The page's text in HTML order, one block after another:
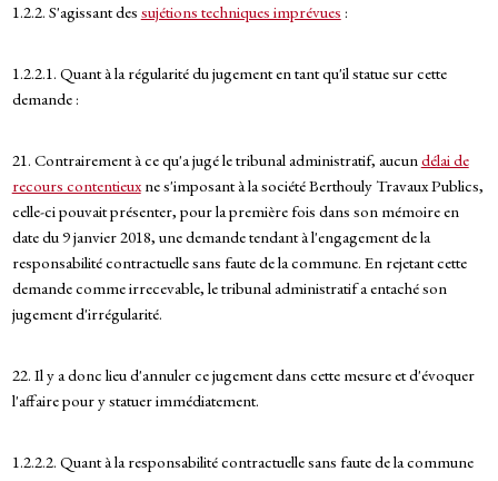
1.2.2. S'agissant des sujétions techniques imprévues :
1.2.2.1. Quant à la régularité du jugement en tant qu'il statue sur cette
demande :
21. Contrairement à ce qu'a jugé le tribunal administratif, aucundélai de
recours contentieuxne s'imposant à la société Berthouly Travaux Publics,
celle-ci pouvait présenter, pour la première fois dans son mémoire en
date du 9 janvier 2018, une demande tendant à l'engagement de la
responsabilité contractuelle sans faute de la commune. En rejetant cette
demande comme irrecevable, le tribunal administratif a entaché son
jugement d'irrégularité.
22. Il y a donc lieu d'annuler ce jugement dans cette mesure et d'évoquer
l'affaire pour y statuer immédiatement.
1.2.2.2. Quant à la responsabilité contractuelle sans faute de la commune